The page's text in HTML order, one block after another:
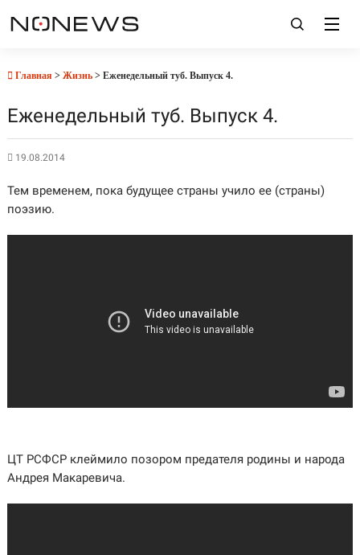
Главная > Жизнь> Еженедельный туб. Выпуск 4.
Еженедельный туб. Выпуск 4.
19.08.2014
Тем временем, пока будущее страны учило ее (страны)
поэзию.
ЦТ РСФСР клеймило позором предателя родины и народа
Андрея Макаревича.